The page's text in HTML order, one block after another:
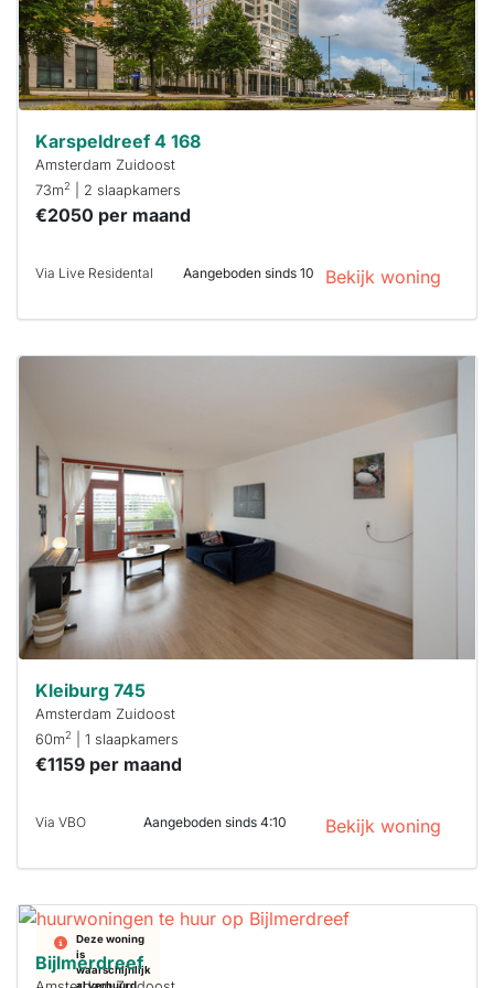
Karspeldreef 4 168
Amsterdam Zuidoost
73m2 | 2 slaapkamers
€2050 per maand
Via Live Residental Aangeboden sinds 10 Bekijk woning
maken moet je
binnen 15
minuten
reageren.
Stekkies helpt
je hierbij!
Kleiburg 745
Amsterdam Zuidoost
60m2 | 1 slaapkamers
€1159 per maand
Via VBO Aangeboden sinds 4:10 Bekijk woning
Deze woning
is
waarschijnlijk
al verhuurd
Bijlmerdreef